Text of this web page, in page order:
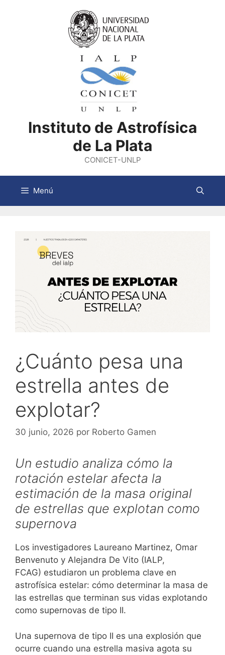
Instituto de Astrofísica
de La Plata
CONICET-UNLP
Menú
¿Cuánto pesa una
estrella antes de
explotar?
30 junio, 2026 por Roberto Gamen
Un estudio analiza cómo la
rotación estelar afecta la
estimación de la masa original
de estrellas que explotan como
supernova
Los investigadores Laureano Martinez, Omar
Benvenuto y Alejandra De Vito (IALP,
FCAG) estudiaron un problema clave en
astrofísica estelar: cómo determinar la masa de
las estrellas que terminan sus vidas explotando
como supernovas de tipo II.
Una supernova de tipo II es una explosión que
ocurre cuando una estrella masiva agota su